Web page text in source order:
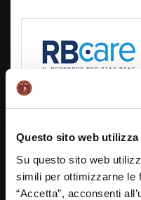
Questo sito web utilizza
Su questo sito web
simili per ottimizzarne le
“Accetta”, acconsenti